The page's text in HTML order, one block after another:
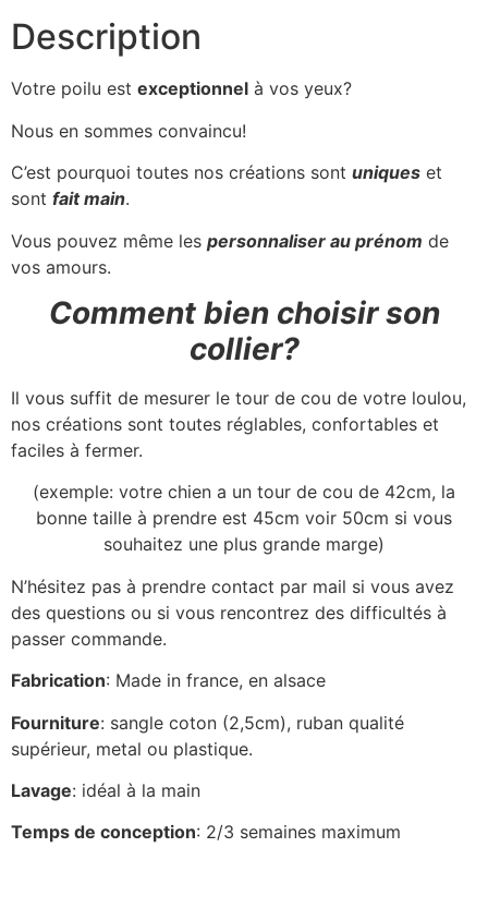
Description
Votre poilu est exceptionnel à vos yeux?
Nous en sommes convaincu!
C’est pourquoi toutes nos créations sont uniques et
sont fait main.
Vous pouvez même les personnaliser au prénom de
vos amours.
Comment bien choisir son
collier?
Il vous suffit de mesurer le tour de cou de votre loulou,
nos créations sont toutes réglables, confortables et
faciles à fermer.
(exemple: votre chien a un tour de cou de 42cm, la
bonne taille à prendre est 45cm voir 50cm si vous
souhaitez une plus grande marge)
N’hésitez pas à prendre contact par mail si vous avez
des questions ou si vous rencontrez des difficultés à
passer commande.
Fabrication: Made in france, en alsace
Fourniture: sangle coton (2,5cm), ruban qualité
supérieur, metal ou plastique.
Lavage: idéal à la main
Temps de conception: 2/3 semaines maximum